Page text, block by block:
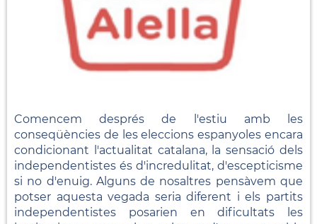
Comencem després de l'estiu amb les
conseqüències de les eleccions espanyoles encara
condicionant l'actualitat catalana, la sensació dels
independentistes és d'incredulitat, d'escepticisme
si no d'enuig. Alguns de nosaltres pensàvem que
potser aquesta vegada seria diferent i els partits
independentistes posarien en dificultats les